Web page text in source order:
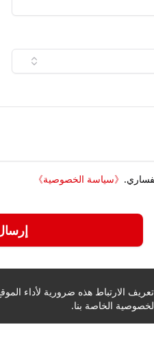
《سياسة الخصوصية》
الارتباط هذه ضرورية لأداء
الخاصة بنا.